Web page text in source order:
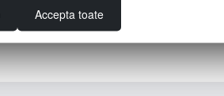
Accepta toate